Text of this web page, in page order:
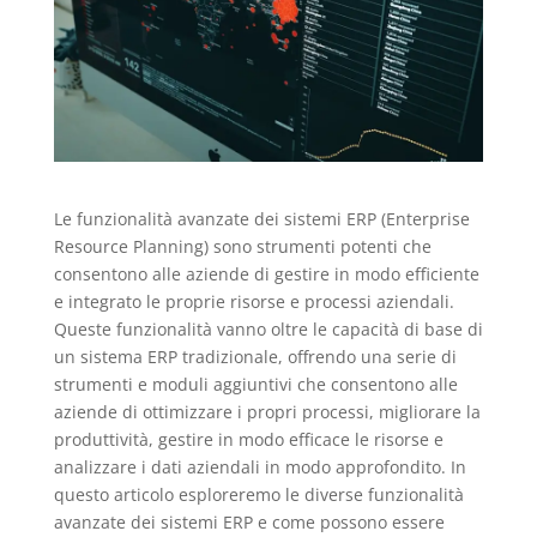
Le funzionalità avanzate dei sistemi ERP (Enterprise
Resource Planning) sono strumenti potenti che
consentono alle aziende di gestire in modo efficiente
e integrato le proprie risorse e processi aziendali.
Queste funzionalità vanno oltre le capacità di base di
un sistema ERP tradizionale, offrendo una serie di
strumenti e moduli aggiuntivi che consentono alle
aziende di ottimizzare i propri processi, migliorare la
produttività, gestire in modo efficace le risorse e
analizzare i dati aziendali in modo approfondito. In
questo articolo esploreremo le diverse funzionalità
avanzate dei sistemi ERP e come possono essere